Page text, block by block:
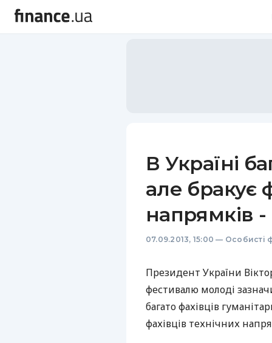
В Україні
але бракує
напрямків
07.09.2013, 15:00 — Особисті
Президент України
фестивалю молоді
багато фахівців
фахівців технічних